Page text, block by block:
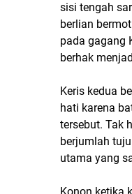
sisi tengah
berlian
pada gagang
berhak
Keris kedua
hati karena
tersebut. Tak
berjumlah
utama yang